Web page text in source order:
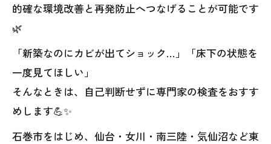
的確な環境改善と再発防止へつなげることが可能です
🌿
「新築なのにカビが出てショック…」「床下の状態を
一度見てほしい」
そんなときは、自己判断せずに専門家の検査をおすす
めします💪✨
石巻市をはじめ、仙台・女川・南三陸・気仙沼など東